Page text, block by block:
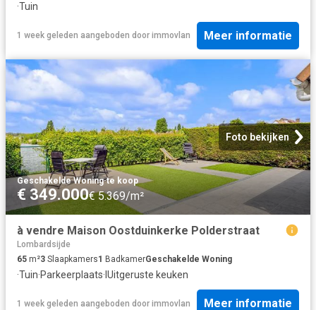
·Tuin
1 week geleden aangeboden door immovlan Meer informatie
Foto bekijken
Geschakelde Woning·te koop
€ 349.000€ 5.369/m²
à vendre Maison Oostduinkerke Polderstraat
Lombardsijde
65 m²3 Slaapkamers1 BadkamerGeschakelde Woning
·Tuin·Parkeerplaats· IUitgeruste keuken
1 week geleden aangeboden door immovlan Meer informatie